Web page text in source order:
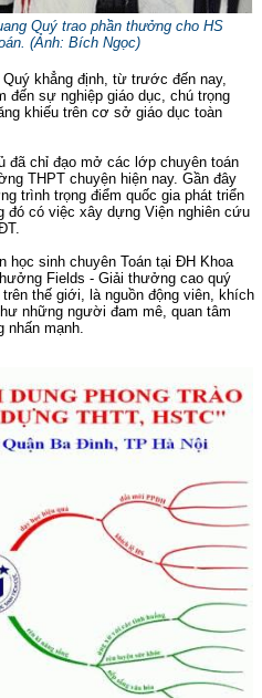
Quý trao phần thưởng cho HS
(Ảnh: Bích Ngọc)
khẳng định, từ trước đến nay,
đến sự nghiệp giáo dục, chú trọng
khiếu trên cơ sở giáo dục toàn
đã chỉ đạo mở các lớp chuyên toán
THPT chuyện hiện nay. Gần đây
trình trọng điểm quốc gia phát triển
đó có việc xây dựng Viện nghiên cứu
học sinh chuyên Toán tại ĐH Khoa
Fields - Giải thưởng cao quý
thế giới, là nguồn động viên, khích
những người đam mê, quan tâm
nhấn mạnh.